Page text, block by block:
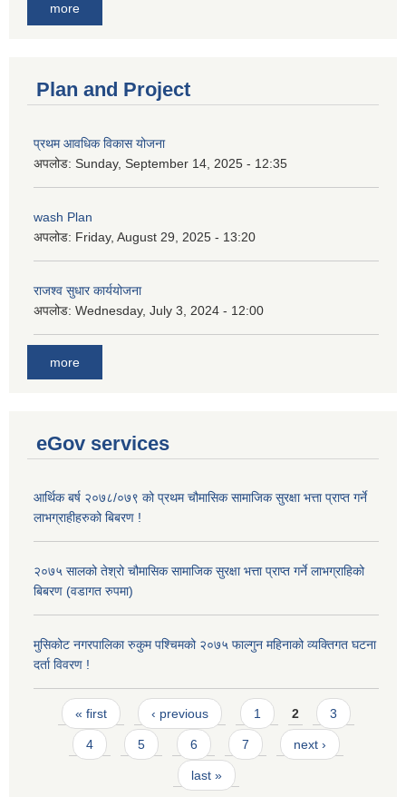
more
Plan and Project
प्रथम आवधिक विकास योजना
अपलोड: Sunday, September 14, 2025 - 12:35
wash Plan
अपलोड: Friday, August 29, 2025 - 13:20
राजश्व सुधार कार्ययोजना
अपलोड: Wednesday, July 3, 2024 - 12:00
more
eGov services
आर्थिक बर्ष २०७८/०७९ को प्रथम चौमासिक सामाजिक सुरक्षा भत्ता प्राप्त गर्ने
लाभग्राहीहरुको बिबरण !
२०७५ सालको तेश्रो चौमासिक सामाजिक सुरक्षा भत्ता प्राप्त गर्ने लाभग्राहिको
बिबरण (वडागत रुपमा)
मुसिकोट नगरपालिका रुकुम पश्चिमको २०७५ फाल्गुन महिनाको व्यक्तिगत घटना
दर्ता विवरण !
Pages
« first ‹ previous 1 2 3
4 5 6 7 next ›
last »